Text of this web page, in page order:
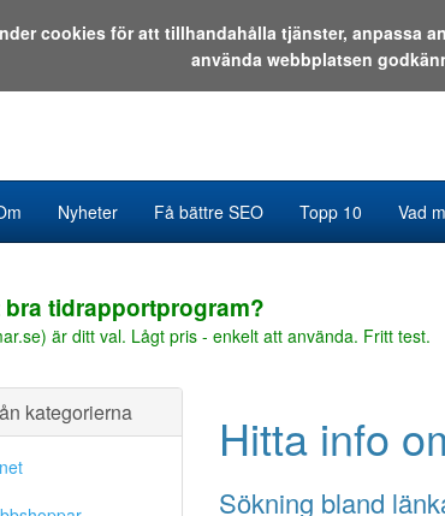
Nyheter Få bättre SEO Topp 10 Vad
tidrapportprogram?
är ditt val. Lågt pris - enkelt att använda. Fritt test.
kategorierna Hitta info
Sökning bland
cookies för att tillhandahålla tjänster, anpassa
använda webbplatsen